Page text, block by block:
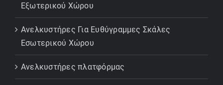
Εξωτερικού Χώρου
Ανελκυστήρες Για Ευθύγραμμες Σκάλες
Εσωτερικού Χώρου
Ανελκυστήρες πλατφόρμας